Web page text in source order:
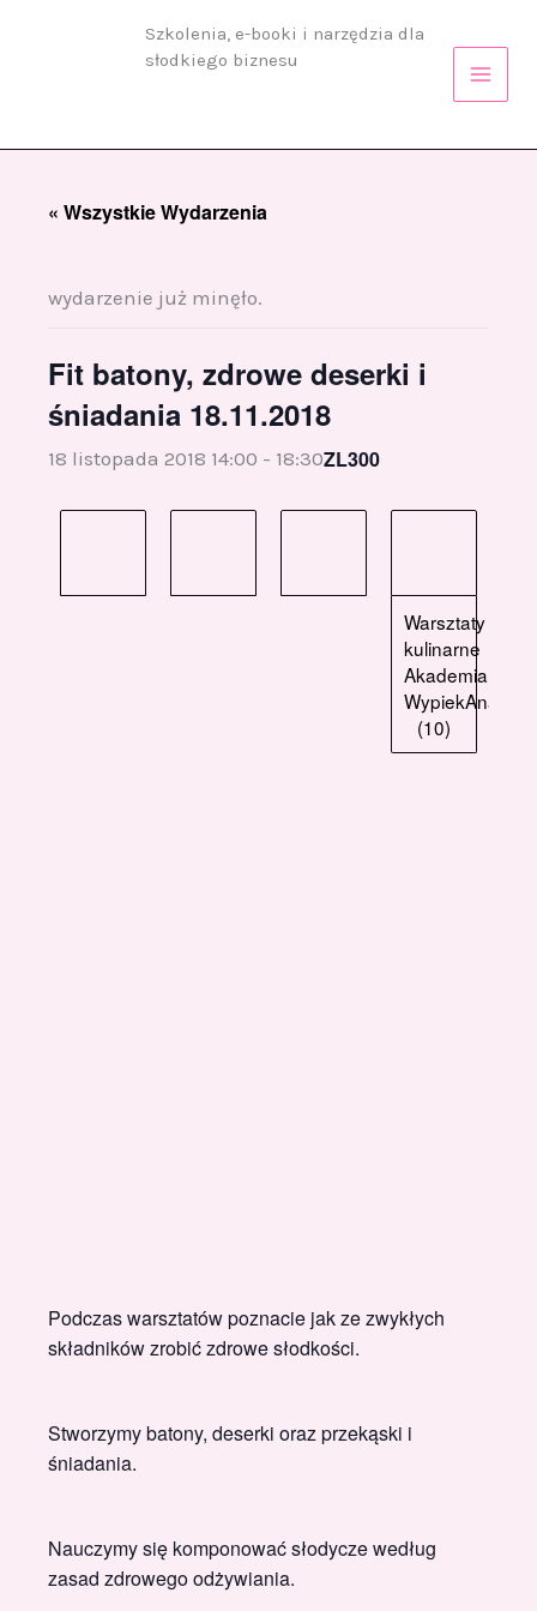
Szkolenia, e-booki i narzędzia dla
słodkiego biznesu
« Wszystkie Wydarzenia
wydarzenie już minęło.
Fit batony, zdrowe deserki i
śniadania 18.11.2018
18 listopada 2018 14:00 - 18:30ZL300
Warsztaty
kulinarne
Akademia
WypiekAna
(10)
Podczas warsztatów poznacie jak ze zwykłych
składników zrobić zdrowe słodkości.
Stworzymy batony, deserki oraz przekąski i
śniadania.
Nauczymy się komponować słodycze według
zasad zdrowego odżywiania.